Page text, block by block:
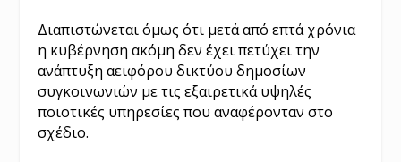
Διαπιστώνεται όμως ότι μετά από επτά χρόνια
η κυβέρνηση ακόμη δεν έχει πετύχει την
ανάπτυξη αειφόρου δικτύου δημοσίων
συγκοινωνιών με τις εξαιρετικά υψηλές
ποιοτικές υπηρεσίες που αναφέρονταν στο
σχέδιο.